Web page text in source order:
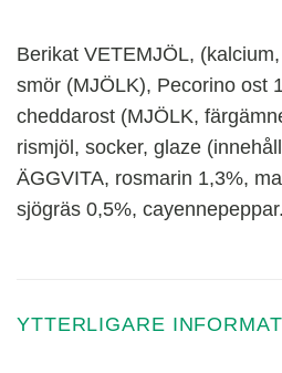
Berikat VETEMJÖL,
smör (MJÖLK), Pecorino ost
cheddarost (MJÖLK,
rismjöl, socker, glaze
ÄGGVITA, rosmarin 1,3%,
sjögräs 0,5%, cayennepeppar.
YTTERLIGARE